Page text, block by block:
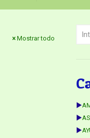
Mostrar todo
►
►
►